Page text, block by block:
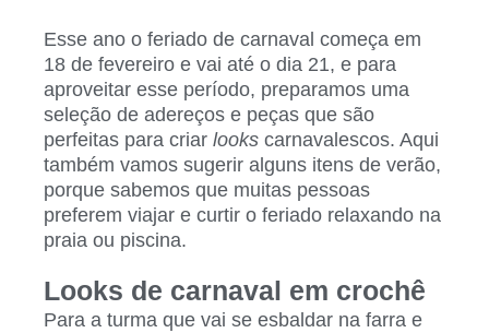
Esse ano o feriado de carnaval começa em
18 de fevereiro e vai até o dia 21, e para
aproveitar esse período, preparamos uma
seleção de adereços e peças que são
perfeitas para criar looks carnavalescos. Aqui
também vamos sugerir alguns itens de verão,
porque sabemos que muitas pessoas
preferem viajar e curtir o feriado relaxando na
praia ou piscina.
Looks de carnaval em crochê
Para a turma que vai se esbaldar na farra e